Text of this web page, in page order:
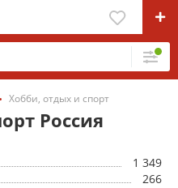
Хобби, отдых и спорт
Россия
1 349
266